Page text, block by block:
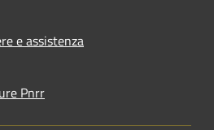
e assistenza
Pnrr